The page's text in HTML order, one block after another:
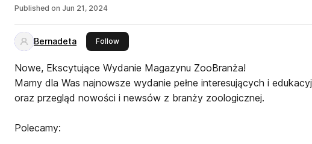
Published on Jun 21, 2024
Bernadeta Followthis publisher
Nowe, Ekscytujące Wydanie Magazynu ZooBranża!
Mamy dla Was najnowsze wydanie pełne interesujących i
oraz przegląd nowości i newsów z branży zoologicznej.
Polecamy: